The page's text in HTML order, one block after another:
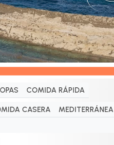
COMIDA RÁPIDA
CASERA MEDITERRÁNEA